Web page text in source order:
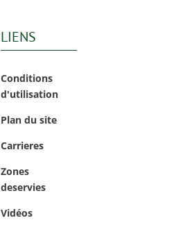
LIENS
Conditions
d'utilisation
Plan du site
Carrieres
Zones
deservies
Vidéos